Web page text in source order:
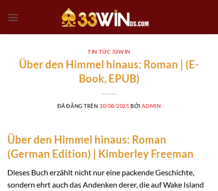
đến
TIN TỨC 33WIN
Über den Himmel hinaus: Roman | (E-
Book, EPUB)
ĐÃ ĐĂNG TRÊN 30/08/2025 BỞI ADMIN
Über den Himmel hinaus: Roman
(German Edition) | Kimberley Freeman
Dieses Buch erzählt nicht nur eine packende Geschichte,
sondern ehrt auch das Andenken derer, die auf Wake Island